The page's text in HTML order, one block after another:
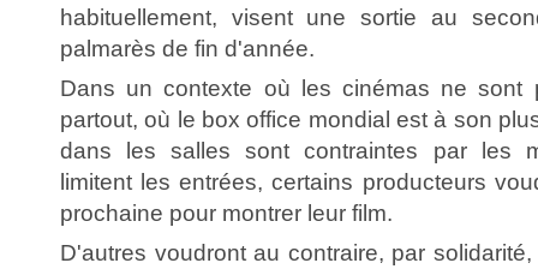
habituellement, visent une sortie au
palmarès de fin d'année.
Dans un contexte où les cinémas ne sont
partout, où le box office mondial est à son
dans les salles sont contraintes par les
limitent les entrées, certains producteurs
prochaine pour montrer leur film.
D'autres voudront au contraire, par